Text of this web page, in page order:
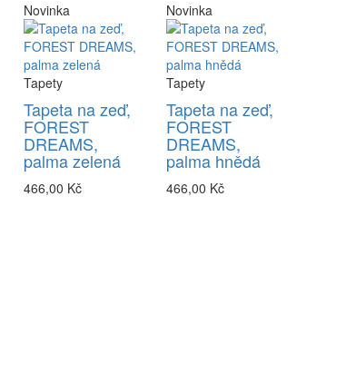
Novinka
Tapety
Tapeta na zeď,
FOREST
DREAMS,
palma zelená
466,00 Kč
Novinka
Tapety
Tapeta na zeď,
FOREST
DREAMS,
palma hnědá
466,00 Kč